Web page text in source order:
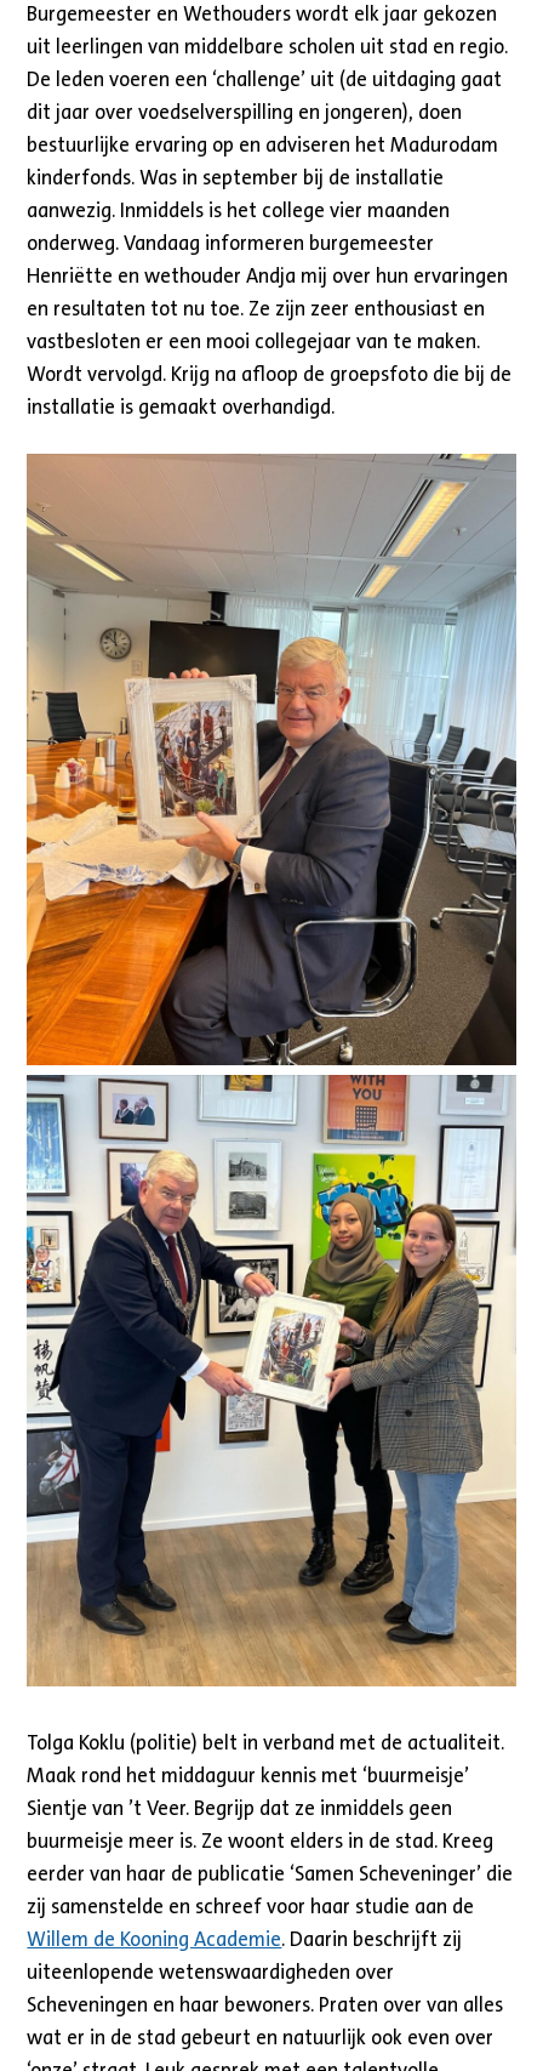
Burgemeester en Wethouders wordt elk jaar gekozen
uit leerlingen van middelbare scholen uit stad en regio.
De leden voeren een ‘challenge’ uit (de uitdaging gaat
dit jaar over voedselverspilling en jongeren), doen
bestuurlijke ervaring op en adviseren het Madurodam
kinderfonds. Was in september bij de installatie
aanwezig. Inmiddels is het college vier maanden
onderweg. Vandaag informeren burgemeester
Henriëtte en wethouder Andja mij over hun ervaringen
en resultaten tot nu toe. Ze zijn zeer enthousiast en
vastbesloten er een mooi collegejaar van te maken.
Wordt vervolgd. Krijg na afloop de groepsfoto die bij de
installatie is gemaakt overhandigd.
Tolga Koklu (politie) belt in verband met de actualiteit.
Maak rond het middaguur kennis met ‘buurmeisje’
Sientje van ’t Veer. Begrijp dat ze inmiddels geen
buurmeisje meer is. Ze woont elders in de stad. Kreeg
eerder van haar de publicatie ‘Samen Scheveninger’ die
zij samenstelde en schreef voor haar studie aan de
Willem de Kooning Academie. Daarin beschrijft zij
uiteenlopende wetenswaardigheden over
Scheveningen en haar bewoners. Praten over van alles
wat er in de stad gebeurt en natuurlijk ook even over